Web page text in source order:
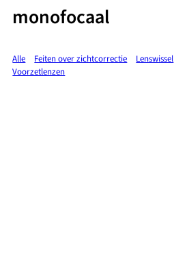
monofocaal
Alle Feiten over zichtcorrectie Lenswissel
Voorzetlenzen